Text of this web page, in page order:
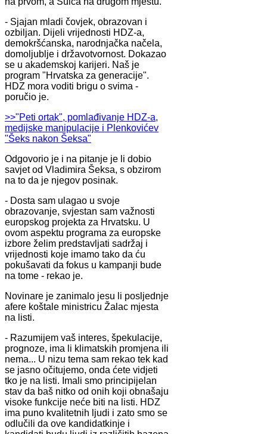
- Sjajan mladi čovjek, obrazovan i
ozbiljan. Dijeli vrijednosti HDZ-a,
demokršćanska, narodnjačka načela,
domoljublje i državotvornost. Dokazao
se u akademskoj karijeri. Naš je
program "Hrvatska za generacije".
HDZ mora voditi brigu o svima -
poručio je.
>>"Peti ortak", pomlađivanje HDZ-a,
medijske manipulacije i Plenkovićev
"Šeks nakon Šeksa"
Odgovorio je i na pitanje je li dobio
savjet od Vladimira Šeksa, s obzirom
na to da je njegov posinak.
- Dosta sam ulagao u svoje
obrazovanje, svjestan sam važnosti
europskog projekta za Hrvatsku. U
ovom aspektu programa za europske
izbore želim predstavljati sadržaj i
vrijednosti koje imamo tako da ću
pokušavati da fokus u kampanji bude
na tome - rekao je.
Novinare je zanimalo jesu li posljednje
afere koštale ministricu Žalac mjesta
na listi.
- Razumijem vaš interes, špekulacije,
prognoze, ima li klimatskih promjena ili
nema... U nizu tema sam rekao tek kad
se jasno očitujemo, onda ćete vidjeti
tko je na listi. Imali smo principijelan
stav da baš nitko od onih koji obnašaju
visoke funkcije neće biti na listi. HDZ
ima puno kvalitetnih ljudi i zato smo se
odlučili da ove kandidatkinje i